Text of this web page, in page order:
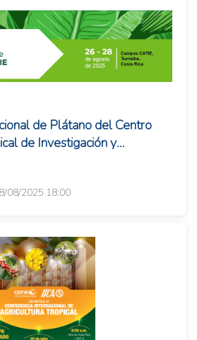
de Plátano del Centro
de Investigación y
08/2025 18:00